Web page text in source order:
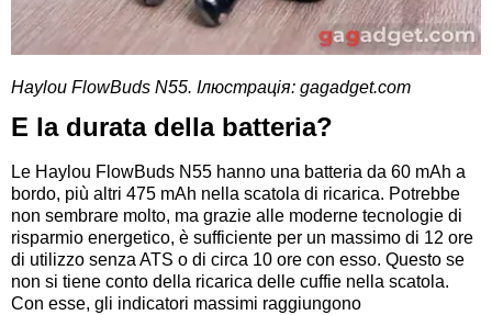
Haylou FlowBuds N55. Ілюстрація: gagadget.com
E la durata della batteria?
Le Haylou FlowBuds N55 hanno una batteria da 60 mAh a
bordo, più altri 475 mAh nella scatola di ricarica. Potrebbe
non sembrare molto, ma grazie alle moderne tecnologie di
risparmio energetico, è sufficiente per un massimo di 12 ore
di utilizzo senza ATS o di circa 10 ore con esso. Questo se
non si tiene conto della ricarica delle cuffie nella scatola.
Con esse, gli indicatori massimi raggiungono